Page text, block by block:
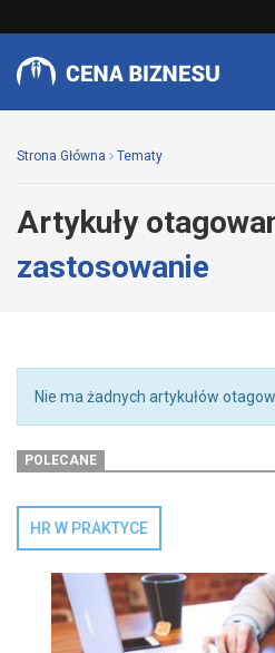
Strona Główna Tematy
Artykuły
zastosowanie
Nie ma żadnych artykułów
POLECANE
HR W PRAKTYCE